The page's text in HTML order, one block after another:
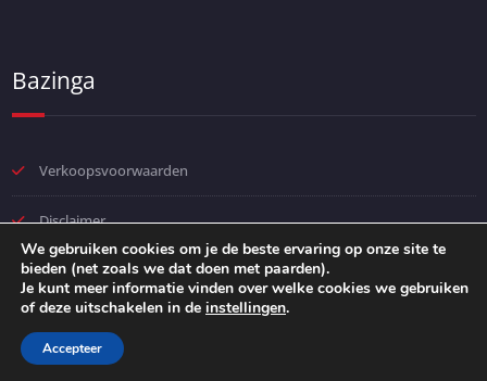
Bazinga
Verkoopsvoorwaarden
Disclaimer
Privacybeleid
We gebruiken cookies om je de beste ervaring op onze site te
bieden (net zoals we dat doen met paarden).
Je kunt meer informatie vinden over welke cookies we gebruiken
of deze uitschakelen in de instellingen.
Accepteer